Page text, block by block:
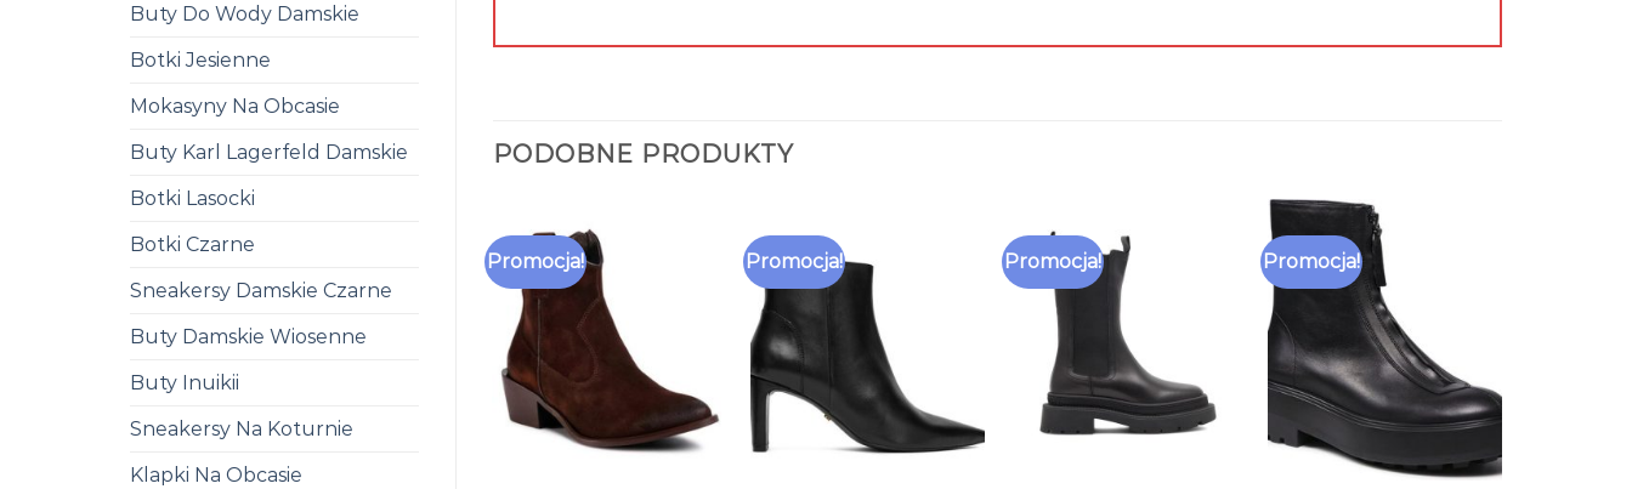
Buty Do Wody Damskie
Botki Jesienne
Mokasyny Na Obcasie
Buty Karl Lagerfeld Damskie
Botki Lasocki
Botki Czarne
Sneakersy Damskie Czarne
Buty Damskie Wiosenne
Buty Inuikii
Sneakersy Na Koturnie
Klapki Na Obcasie
PODOBNE PRODUKTY
Promocja! Promocja! Promocja! Promocja!